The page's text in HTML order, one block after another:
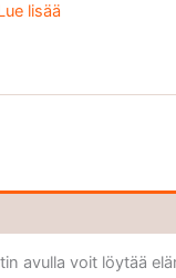
lisää
avulla voit löytää